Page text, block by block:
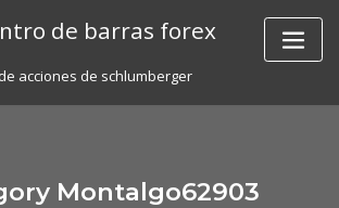
de barras forex
acciones de schlumberger
Montalgo62903